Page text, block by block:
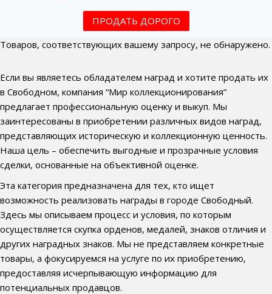
ПРОДАТЬ ДОРОГО
Товаров, соответствующих вашему запросу, не обнаружено.
Если вы являетесь обладателем наград и хотите продать их
в Свободном, компания “Мир коллекционирования”
предлагает профессиональную оценку и выкуп. Мы
заинтересованы в приобретении различных видов наград,
представляющих историческую и коллекционную ценность.
Наша цель – обеспечить выгодные и прозрачные условия
сделки, основанные на объективной оценке.
Эта категория предназначена для тех, кто ищет
возможность реализовать награды в городе Свободный.
Здесь мы описываем процесс и условия, по которым
осуществляется скупка орденов, медалей, знаков отличия и
других наградных знаков. Мы не представляем конкретные
товары, а фокусируемся на услуге по их приобретению,
предоставляя исчерпывающую информацию для
потенциальных продавцов.